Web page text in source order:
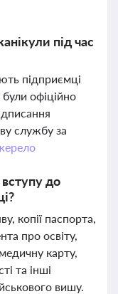
під час
підприємці
офіційно
службу за
до
копії паспорта,
про освіту,
карту,
та інші
вишу.